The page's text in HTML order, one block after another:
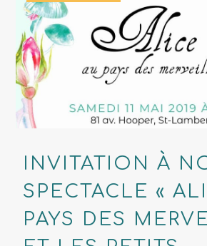
INVITATION À
SPECTACLE «
PAYS DES